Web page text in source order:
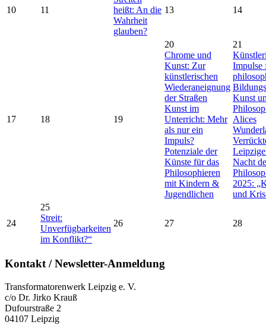
10 11
heißt: An die
Wahrheit
glauben?
13 14
17 18 19
20
Chrome und
Kunst: Zur
künstlerischen
Wiederaneignung
der Straßen
Kunst im
Unterricht: Mehr
als nur ein
Impuls?
Potenziale der
Künste für das
Philosophieren
mit Kindern &
Jugendlichen
21
Impulse
Kunst
Alices
Nacht
2025:
und
24
25
Streit:
Unverfügbarkeiten
im Konflikt?“
26 27 28
Kontakt / Newsletter-Anmeldung
Transformatorenwerk Leipzig e. V.
c/o Dr. Jirko Krauß
Dufourstraße 2
04107 Leipzig